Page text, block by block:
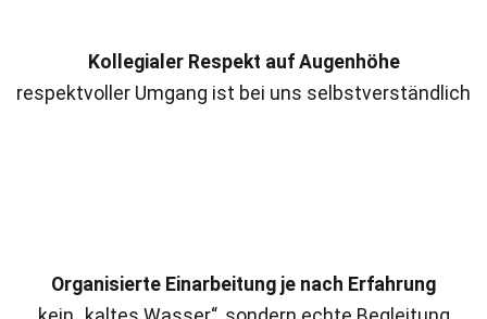
Kollegialer Respekt auf Augenhöhe
respektvoller Umgang ist bei uns selbstverständlich
Organisierte Einarbeitung je nach Erfahrung